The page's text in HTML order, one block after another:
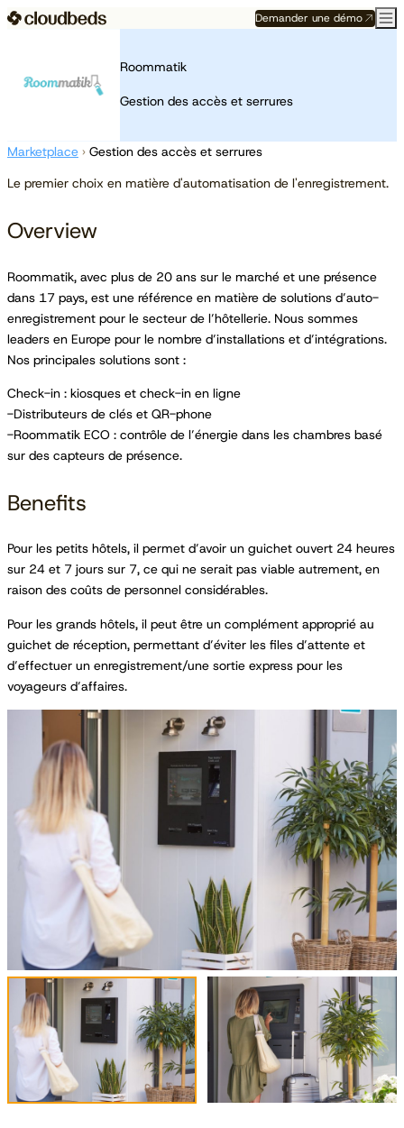
Demander une démo
Roommatik
Gestion des accès et serrures
Marketplace › Gestion des accès et serrures
Le premier choix en matière d'automatisation de l'enregistrement.
Overview
Roommatik, avec plus de 20 ans sur le marché et une présence
dans 17 pays, est une référence en matière de solutions d’auto-
enregistrement pour le secteur de l’hôtellerie. Nous sommes
leaders en Europe pour le nombre d’installations et d’intégrations.
Nos principales solutions sont :
Check-in : kiosques et check-in en ligne
-Distributeurs de clés et QR-phone
-Roommatik ECO : contrôle de l’énergie dans les chambres basé
sur des capteurs de présence.
Benefits
Pour les petits hôtels, il permet d’avoir un guichet ouvert 24 heures
sur 24 et 7 jours sur 7, ce qui ne serait pas viable autrement, en
raison des coûts de personnel considérables.
Pour les grands hôtels, il peut être un complément approprié au
guichet de réception, permettant d’éviter les files d’attente et
d’effectuer un enregistrement/une sortie express pour les
voyageurs d’affaires.